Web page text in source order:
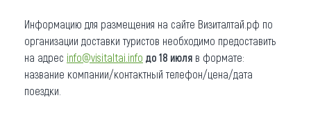
Информацию для размещения на сайте Визиталтай.рф по
организации доставки туристов необходимо предоставить
на адрес info@visitaltai.info до 18 июля в формате:
название компании/контактный телефон/цена/дата
поездки.